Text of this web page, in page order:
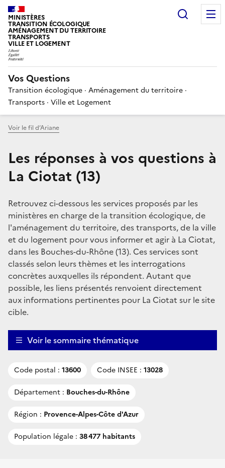
MINISTÈRES
TRANSITION ÉCOLOGIQUE
AMÉNAGEMENT DU TERRITOIRE
TRANSPORTS
VILLE ET LOGEMENT
Vos Questions
Transition écologique · Aménagement du territoire ·
Transports · Ville et Logement
Voir le fil d’Ariane
Les réponses à vos questions à
La Ciotat (13)
Retrouvez ci-dessous les services proposés par les
ministères en charge de la transition écologique, de
l'aménagement du territoire, des transports, de la ville
et du logement pour vous informer et agir à La Ciotat,
dans les Bouches-du-Rhône (13). Ces services sont
classés selon leurs thèmes et les interrogations
concrètes auxquelles ils répondent. Autant que
possible, les liens présentés renvoient directement
aux informations pertinentes pour La Ciotat sur le site
cible.
Voir le sommaire thématique
Code postal : 13600 Code INSEE : 13028
Département : Bouches-du-Rhône
Région : Provence-Alpes-Côte d'Azur
Population légale : 38 477 habitants